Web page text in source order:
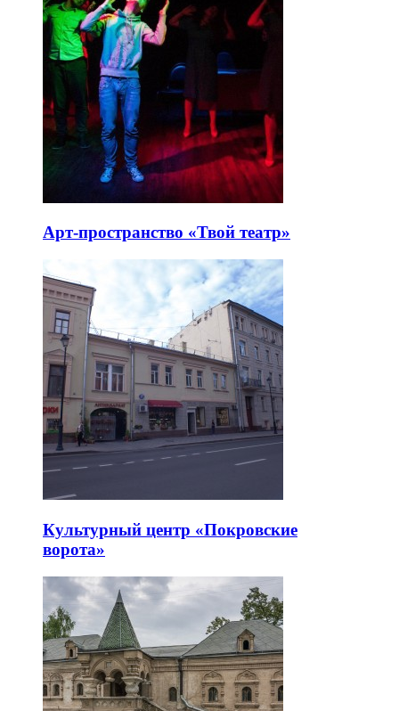
Арт-пространство «Твой театр»
Культурный центр «Покровские
ворота»